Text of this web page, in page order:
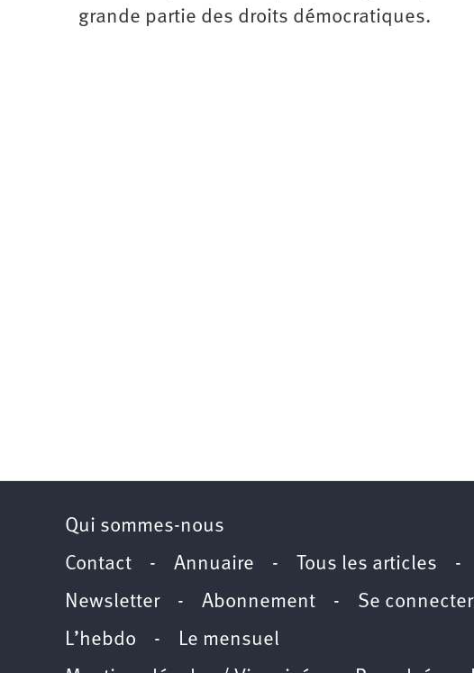
grande partie des droits démocratiques.
Qui sommes-nous
Contact - Annuaire - Tous les articles -
Newsletter- Abonnement - Se connecter
L’hebdo - Le mensuel